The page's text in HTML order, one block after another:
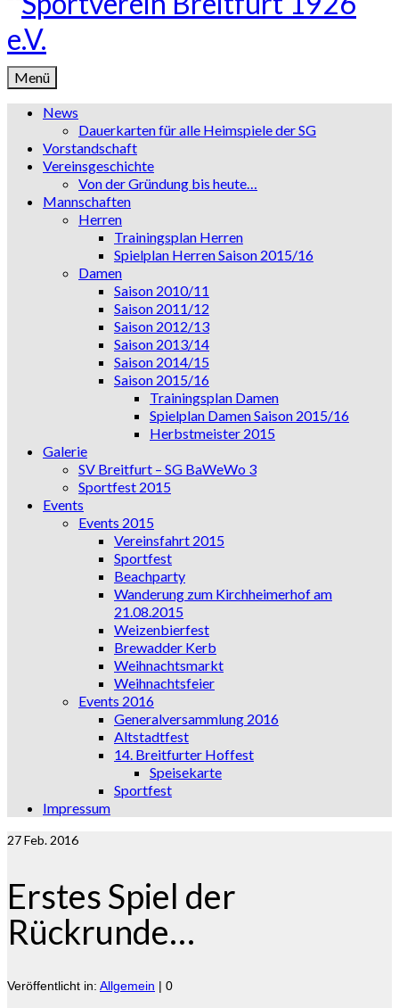
Menü
News
Dauerkarten für alle Heimspiele der SG
Vorstandschaft
Vereinsgeschichte
Von der Gründung bis heute…
Mannschaften
Herren
Trainingsplan Herren
Spielplan Herren Saison 2015/16
Damen
Saison 2010/11
Saison 2011/12
Saison 2012/13
Saison 2013/14
Saison 2014/15
Saison 2015/16
Trainingsplan Damen
Spielplan Damen Saison 2015/16
Herbstmeister 2015
Galerie
SV Breitfurt – SG BaWeWo 3
Sportfest 2015
Events
Events 2015
Vereinsfahrt 2015
Sportfest
Beachparty
Wanderung zum Kirchheimerhof am
21.08.2015
Weizenbierfest
Brewadder Kerb
Weihnachtsmarkt
Weihnachtsfeier
Events 2016
Generalversammlung 2016
Altstadtfest
14. Breitfurter Hoffest
Speisekarte
Sportfest
Impressum
27Feb. 2016
Erstes Spiel der
Rückrunde…
Veröffentlicht in: Allgemein | 0